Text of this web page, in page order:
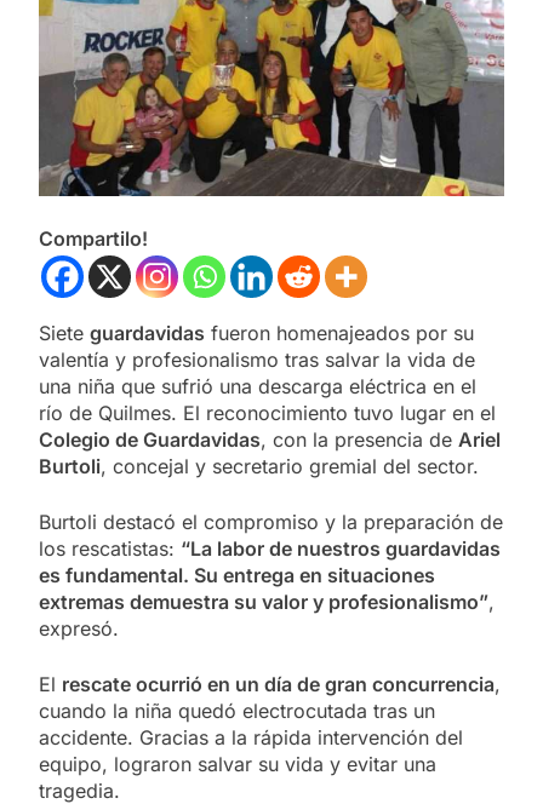
Compartilo!
Siete guardavidas fueron homenajeados por su
valentía y profesionalismo tras salvar la vida de
una niña que sufrió una descarga eléctrica en el
río de Quilmes. El reconocimiento tuvo lugar en el
Colegio de Guardavidas, con la presencia de Ariel
Burtoli, concejal y secretario gremial del sector.
Burtoli destacó el compromiso y la preparación de
los rescatistas: “La labor de nuestros guardavidas
es fundamental. Su entrega en situaciones
extremas demuestra su valor y profesionalismo”,
expresó.
El rescate ocurrió en un día de gran concurrencia,
cuando la niña quedó electrocutada tras un
accidente. Gracias a la rápida intervención del
equipo, lograron salvar su vida y evitar una
tragedia.